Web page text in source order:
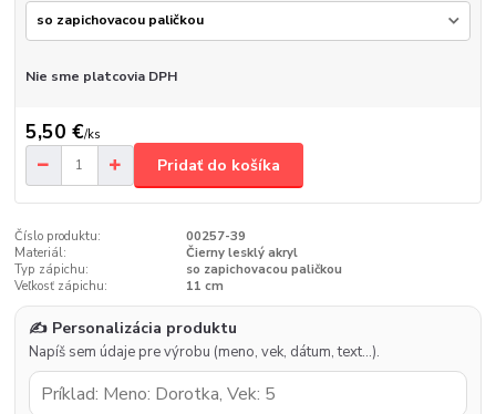
Nie sme platcovia DPH
5,50 €/ks
Pridať do košíka
Číslo produktu:
00257-39
Materiál:
Čierny lesklý akryl
Typ zápichu:
so zapichovacou paličkou
Veľkosť zápichu:
11 cm
✍️ Personalizácia produktu
Napíš sem údaje pre výrobu (meno, vek, dátum, text…).